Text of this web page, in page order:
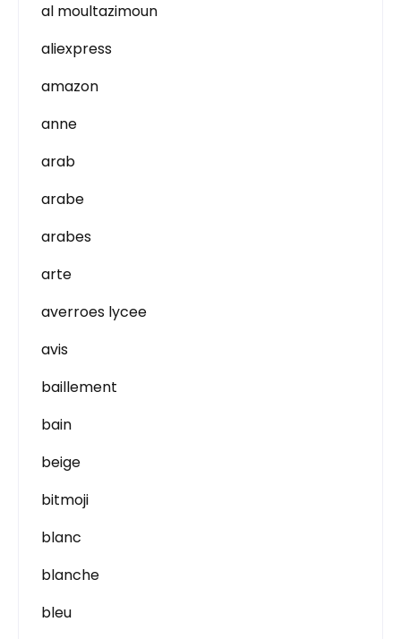
al moultazimoun
aliexpress
amazon
anne
arab
arabe
arabes
arte
averroes lycee
avis
baillement
bain
beige
bitmoji
blanc
blanche
bleu